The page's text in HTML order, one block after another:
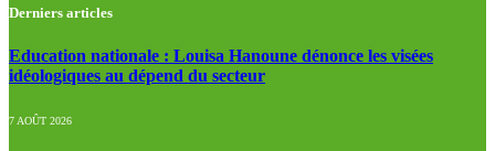
Derniers articles
Education nationale : Louisa Hanoune dénonce les visées
idéologiques au dépend du secteur
7 AOÛT 2026